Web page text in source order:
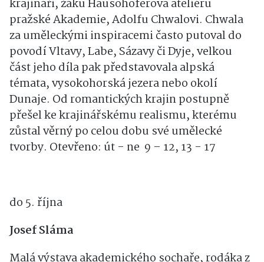
Výstava obrazů věnovaná významnému
krajináři, žáku Hausohoferova ateliéru
pražské Akademie, Adolfu Chwalovi. Chwala
za uměleckými inspiracemi často putoval do
povodí Vltavy, Labe, Sázavy či Dyje, velkou
část jeho díla pak představovala alpská
témata, vysokohorská jezera nebo okolí
Dunaje. Od romantických krajin postupně
přešel ke krajinářskému realismu, kterému
zůstal věrný po celou dobu své umělecké
do 5. října
Josef Sláma